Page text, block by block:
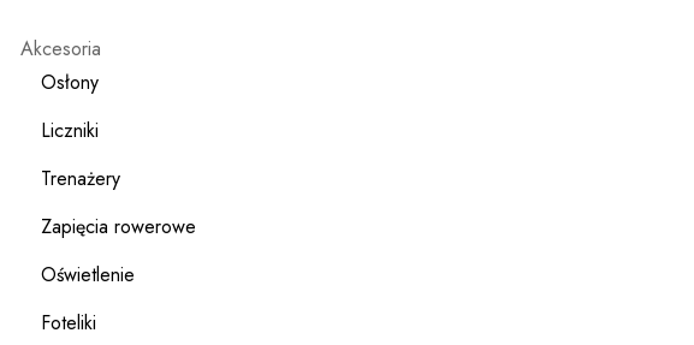
Akcesoria
Osłony
Liczniki
Trenażery
Zapięcia rowerowe
Oświetlenie
Foteliki